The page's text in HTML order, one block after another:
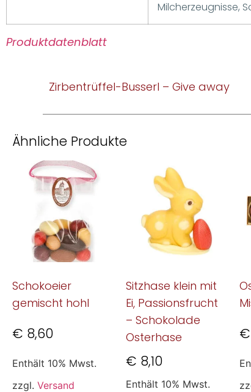
Milcherzeugnisse,
Produktdatenblatt
Zirbentrüffel-Busserl – Give away
Ähnliche Produkte
Schokoeier
gemischt hohl
€ 8,60
Enthält 10% Mwst.
zzgl. Versand
Sitzhase klein mit
Ei, Passionsfrucht
– Schokolade
Osterhase
€ 8,10
Enthält 10% Mwst.
€